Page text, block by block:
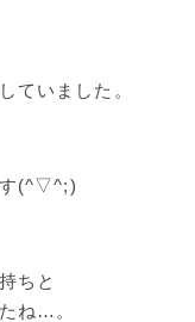
ていました。
す(^▽^;)
ちと
ね…。